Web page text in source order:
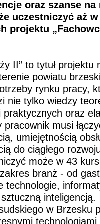
oraz szanse na
uczestniczyć aż
projektu
II” to tytuł projektu
powiatu
rynku pracy,
nie tylko wiedzy
praktycznych oraz
pracownik musi
umiejętnością
do ciągłego
może w 43
branż - od
technologie,
inteligencją.
w Brzesku